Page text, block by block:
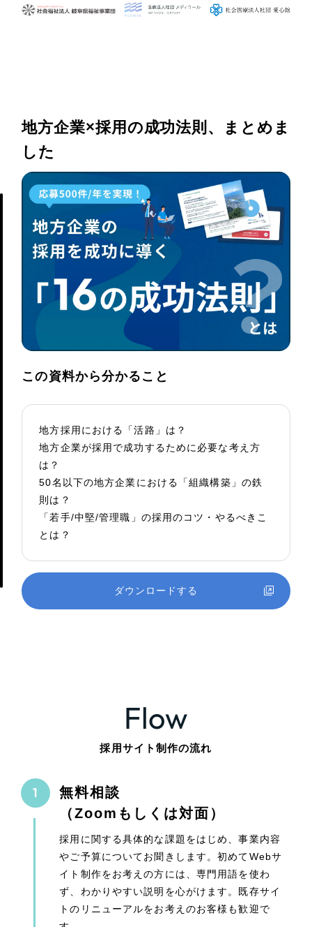
地方企業×採用の成功法則、まとめま
した
この資料から分かること
地方採用における「活路」は？
地方企業が採用で成功するために必要な考え方
は？
50名以下の地方企業における「組織構築」の鉄
則は？
「若手/中堅/管理職」の採用のコツ・やるべきこ
とは？
ダウンロードする
Flow
採用サイト制作の流れ
無料相談
（Zoomもしくは対面）
採用に関する具体的な課題をはじめ、事業内容
やご予算についてお聞きします。初めてWebサ
イト制作をお考えの方には、専門用語を使わ
ず、わかりやすい説明を心がけます。既存サイ
トのリニューアルをお考えのお客様も歓迎で